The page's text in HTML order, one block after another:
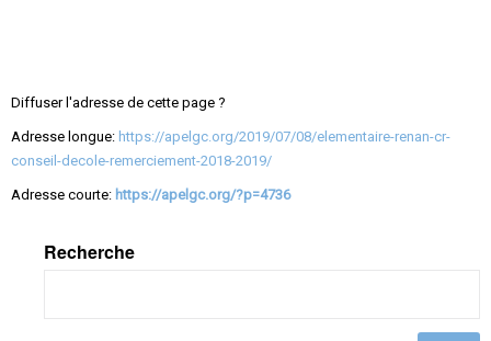
Diffuser l'adresse de cette page ?
Adresse longue: https://apelgc.org/2019/07/08/elementaire-renan-cr-
conseil-decole-remerciement-2018-2019/
Adresse courte: https://apelgc.org/?p=4736
Recherche